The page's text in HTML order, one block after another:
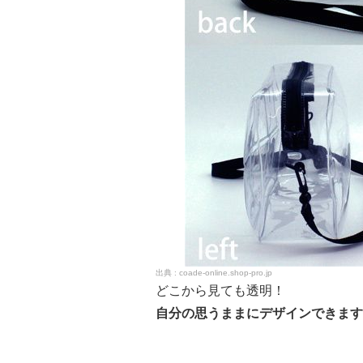
coade-online.shop-pro.jp
どこから見ても透明！
自分の思うままにデザインできま